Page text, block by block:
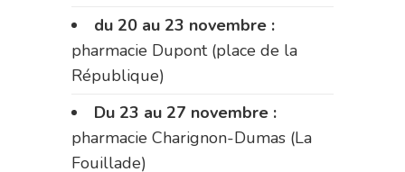
du 20 au 23 novembre :
pharmacie Dupont (place de la
République)
Du 23 au 27 novembre :
pharmacie Charignon-Dumas (La
Fouillade)